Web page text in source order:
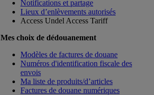
Notifications et partage
Lieux d’enlèvements autorisés
Access Undel Access Tariff
Mes choix de dédouanement
Modèles de factures de douane
Numéros d'identification fiscale des
envois
Ma liste de produits/d’articles
Factures de douane numériques